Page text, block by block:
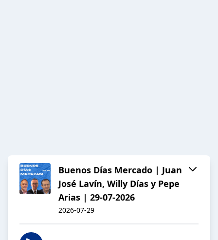
Buenos Días Mercado | Juan
José Lavín, Willy Días y Pepe
Arias | 29-07-2026
2026-07-29